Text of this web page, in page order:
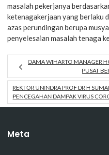
masalah pekerjanya
ketenagakerjaan yang berlaku
azas perundingan berupa
penyelesaian masalah tenaga
DAMA WIHARTO MANAGER
PUSAT
REKTOR UNINDRA PROF DR H
PENCEGAHAN DAMPAK VIRUS
Meta